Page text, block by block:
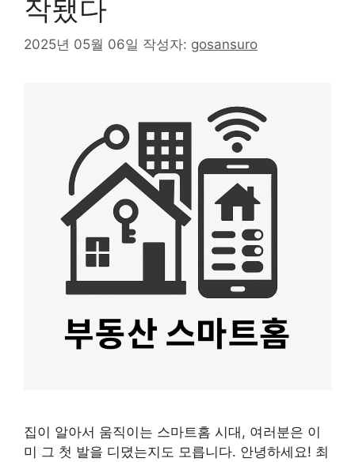
작됐다
2025년 05월 06일 작성자: gosansuro
집이 알아서 움직이는 스마트홈 시대, 여러분은 이
미 그 첫 발을 디뎠는지도 모릅니다. 안녕하세요! 최